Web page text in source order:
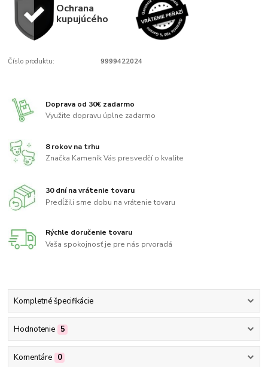
Ochrana
kupujúcého
Číslo produktu: 9999422024
Doprava od 30€ zadarmo
Využite dopravu úplne zadarmo
8 rokov na trhu
Značka Kameník Vás presvedčí o kvalite
30 dní na vrátenie tovaru
Predĺžili sme dobu na vrátenie tovaru
Rýchle doručenie tovaru
Vaša spokojnosť je pre nás prvoradá
Kompletné špecifikácie
Hodnotenie 5
Komentáre 0